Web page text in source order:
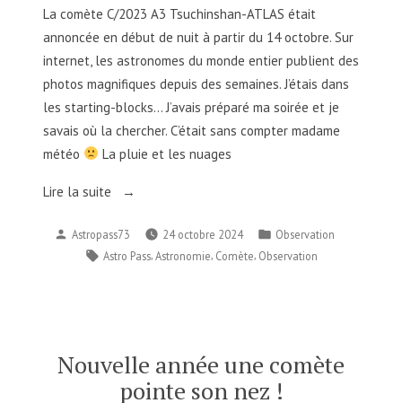
La comète C/2023 A3 Tsuchinshan-ATLAS était
annoncée en début de nuit à partir du 14 octobre. Sur
internet, les astronomes du monde entier publient des
photos magnifiques depuis des semaines. J’étais dans
les starting-blocks… J’avais préparé ma soirée et je
savais où la chercher. C’était sans compter madame
météo
La pluie et les nuages
Lire la suite
« Fenêtre
pour
comète »
Publié
par
Astropass73 24 octobre 2024
Publié
dans
Observation
Étiquettes :
Astro Pass, Astronomie Comète Observation
Nouvelle année une comète
pointe son nez !